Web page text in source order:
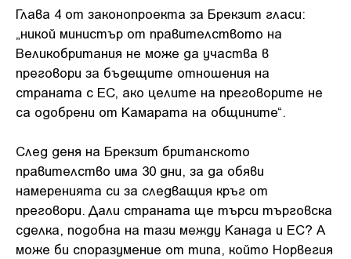
Глава 4 от законопроекта за Брекзит гласи:
„никой министър от правителството на
Великобритания не може да участва в
преговори за бъдещите отношения на
страната с ЕС, ако целите на преговорите не
са одобрени от Камарата на общините“.
След деня на Брекзит британското
правителство има 30 дни, за да обяви
намеренията си за следващия кръг от
преговори. Дали страната ще търси търговска
сделка, подобна на тази между Канада и ЕС? А
може би споразумение от типа, който Норвегия